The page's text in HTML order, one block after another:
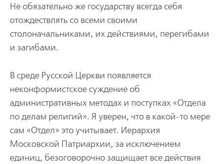
Не обязательно же государству всегда себя
отождествлять со всеми своими
столоначальниками, их действиями, перегибами
и загибами.
В среде Русской Церкви появляется
неконформистское суждение об
административных методах и поступках «Отдела
по делам религий». Я уверен, что в какой-то мере
сам «Отдел» это учитывает. Иерархия
Московской Патриархии, за исключением
единиц, безоговорочно защищает все действия